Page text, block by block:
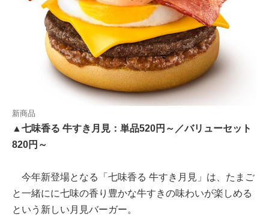
新商品
▲七味香る 牛すき月見：単品520円～／バリューセット
820円～
今年新登場となる「七味香る 牛すき月見」は、たまご
と一緒にに七味の香り豊かな牛すきの味わいが楽しめる
という新しい月見バーガー。